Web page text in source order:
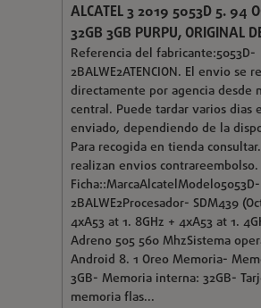
ALCATEL 3 2019 5053D 5. 94
32GB 3GB PURPU, ORIGINAL
Referencia del fabricante:5053D-
2BALWE2ATENCION. El envio se
directamente por agencia desde
central. Puede tardar varios dias
enviado, dependiendo de la
Para recogida en tienda
realizan envios contrareembolso.
Ficha::MarcaAlcatelModelo5053D-
2BALWE2Procesador- SDM439
4xA53 at 1. 8GHz + 4xA53 at 1.
Adreno 505 560 MhzSistema
Android 8. 1 Oreo Memoria-
3GB- Memoria interna: 32GB-
memoria flas...